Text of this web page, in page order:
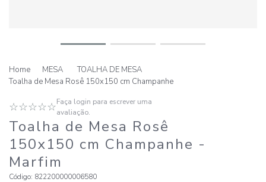
MESA
TOALHA DE MESA
Toalha de Mesa Rosê 150x150 cm Champanhe
☆☆☆☆☆Faça login para escrever uma
avaliação.
Toalha de Mesa Rosê
150x150 cm Champanhe -
Marfim
Código: 822200000006580